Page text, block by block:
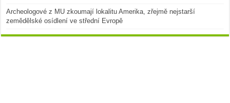
Archeologové z MU zkoumají lokalitu Amerika, zřejmě nejstarší
zemědělské osídlení ve střední Evropě